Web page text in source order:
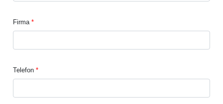
Firma
Telefon